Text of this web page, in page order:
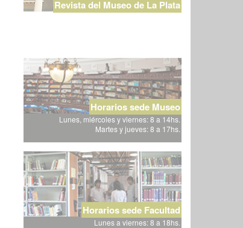
Revista del Museo de La Plata
Horarios sede Museo
Lunes, miércoles y viernes: 8 a 14hs.
Martes y jueves: 8 a 17hs.
Horarios sede Facultad
Lunes a viernes: 8 a 18hs.